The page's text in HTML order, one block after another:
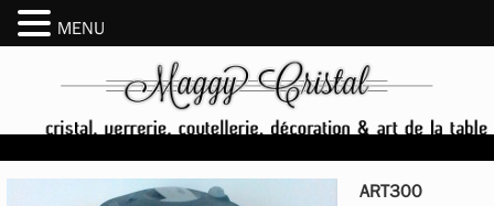
ART300
MENU